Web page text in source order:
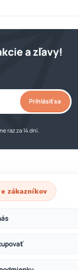
a zľavy!
Prihlásiť sa
raz za 14 dní.
zákazníkov